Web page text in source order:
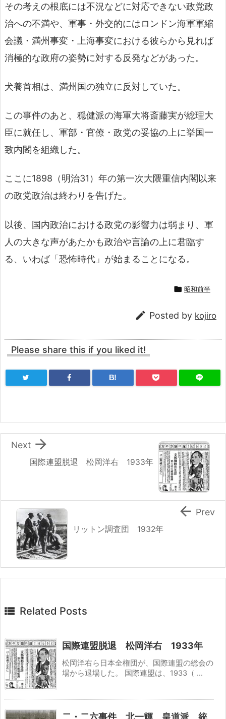
その考えの根底には不況などに対応できない政党政
治への不満や、軍事・外交的にはロンドン海軍軍縮
会議・満州事変・上海事変における彼らから見れば
消極的な政府の姿勢に対する反発などがあった。
犬養首相は、満州国の独立に反対していた。
この事件のあと、穏健派の海軍大将斎藤実が総理大
臣に就任し、軍部・官僚・政党の妥協の上に挙国一
致内閣を組織した。
ここに1898（明治31）年の第一次大隈重信内閣以来
の政党政治は終わりを告げた。
以後、国内政治における政党の影響力は弱まり、軍
人の大きな声があたかも政治や言論の上に君臨す
る、いわば「恐怖時代」が始まることになる。
 昭和前半
 Posted by kojiro
Please share this if you liked it!
B!
国際連盟脱退 松岡洋右 1933年

Next
リットン調査団 1932年
 Prev
 Related Posts
国際連盟脱退 松岡洋右 1933年
松岡洋右ら日本全権団が、国際連盟の総会の
場から退場した。 国際連盟は、1933（ ...
二・二六事件 北一輝 皇道派 統